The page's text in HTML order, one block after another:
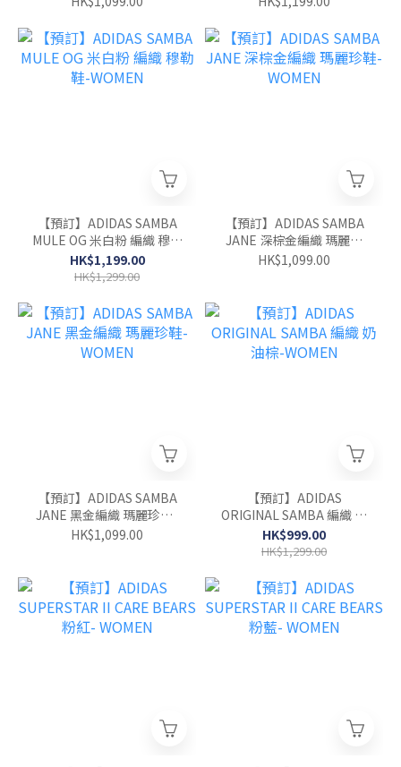
【預訂】ADIDAS SAMBA
MULE OG 米白粉 編織 穆勒
鞋-WOMEN
HK$1,199.00
HK$1,299.00
【預訂】ADIDAS SAMBA
JANE 深棕金編織 瑪麗珍
鞋-WOMEN
HK$1,099.00
【預訂】ADIDAS SAMBA
JANE 黑金編織 瑪麗珍鞋-
WOMEN
HK$1,099.00
【預訂】ADIDAS
ORIGINAL SAMBA 編織 奶
油棕-WOMEN
HK$999.00
HK$1,299.00